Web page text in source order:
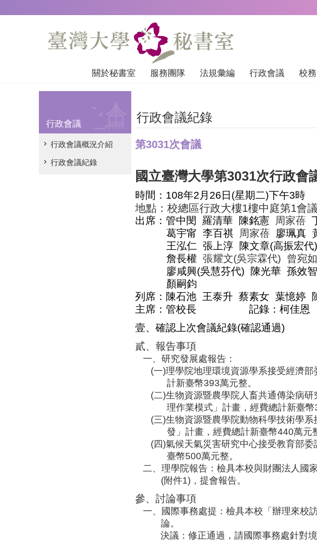
關於秘書室 服務團隊 法規彙編 行政會議 校
行政會議
行政會議概況介紹
行政會議紀錄
行政會議紀錄
第3031次會議
國立臺灣大學第3031次行政會
時間： 108年2月 26 日 (星期二)下午3時
地點：校總區行政大樓1樓中庭第1會
出席：管中閔 羅清華 陳銘憲 周家蓓
葛宇甯 李百祺 周家蓓 廖珮真
王泓仁 張上淳 陳文章(高振宏代)
詹長權 張耀文(吳宗霖代) 曾宛如
廖咸興(吳慧芬代) 陳光華 孫效智
顏嗣鈞
列席：陳石池 王泰升 蔡素女 葉憶婷
主席：管校長
記錄：柯佳恩
壹、確認上次會議紀錄(確認通過)
貳、報告事項
一、研究發展處報告：
(一)理學院地理環境資源學系接受經濟部
計新臺幣393萬元整。
(二)生物資源暨農學院人畜共通傳染病
理作業模式」計畫，經費總計新臺幣
(三)生物資源暨農學院動物科學技術學
發」計畫，經費總計新臺幣440萬元
(四)氣候天氣災害研究中心接受教育部委
臺幣500萬元整。
二、理學院報告：檢具本校與財團法人國
(附件1) ，提會報告。
參、討論事項
一、國際事務處提 ：檢具本校「辦理來校
論。
決議：修正通過，請國際事務處針對